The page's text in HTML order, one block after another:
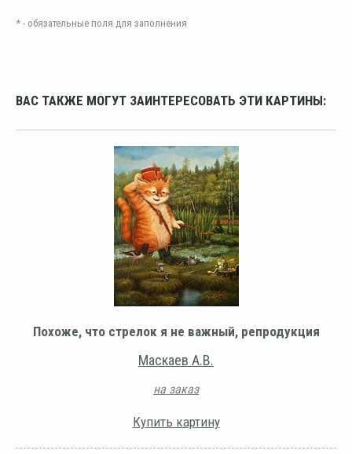
* - обязательные поля для заполнения
ВАС ТАКЖЕ МОГУТ ЗАИНТЕРЕСОВАТЬ ЭТИ КАРТИНЫ:
Похоже, что стрелок я не важный, репродукция
Маскаев А.В.
на заказ
Купить картину